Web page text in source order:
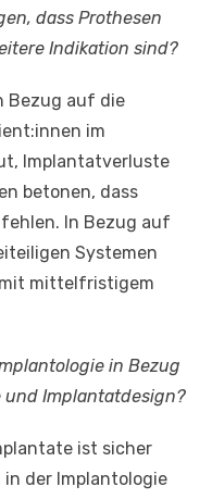
dass Prothesen
Indikation sind?
Bezug auf die
im
Implantatverluste
betonen, dass
In Bezug auf
Systemen
mittelfristigem
in Bezug
und Implantatdesign?
ist sicher
in der Implantologie